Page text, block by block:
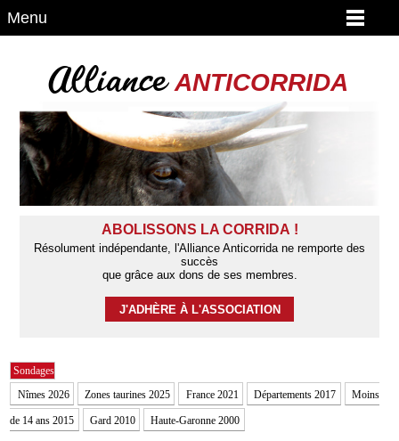
Menu
AllianceANTICORRIDA
ABOLISSONS LA CORRIDA !
Résolument indépendante, l'Alliance Anticorrida ne remporte des
succès
que grâce aux dons de ses membres.
J'ADHÈRE À L'ASSOCIATION
Sondages
Nîmes 2026 Zones taurines 2025 France 2021 Départements 2017 Moins
de 14 ans 2015 Gard 2010 Haute-Garonne 2000